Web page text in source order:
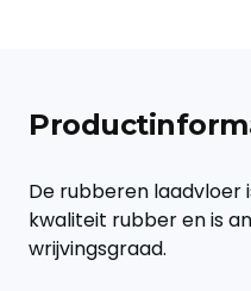
De rubberen laadvloer
kwaliteit rubber en is
wrijvingsgraad.